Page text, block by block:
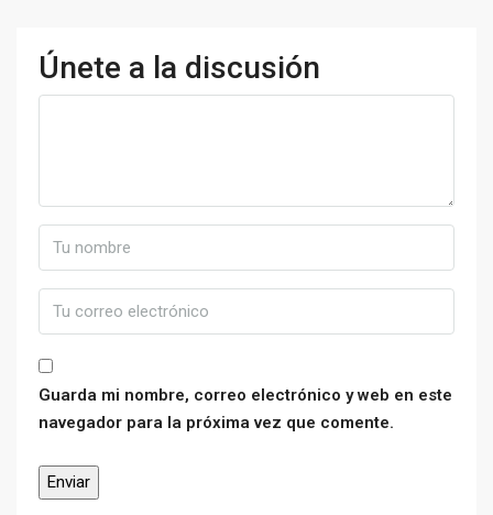
Únete a la discusión
Guarda mi nombre, correo electrónico y web en este
navegador para la próxima vez que comente.